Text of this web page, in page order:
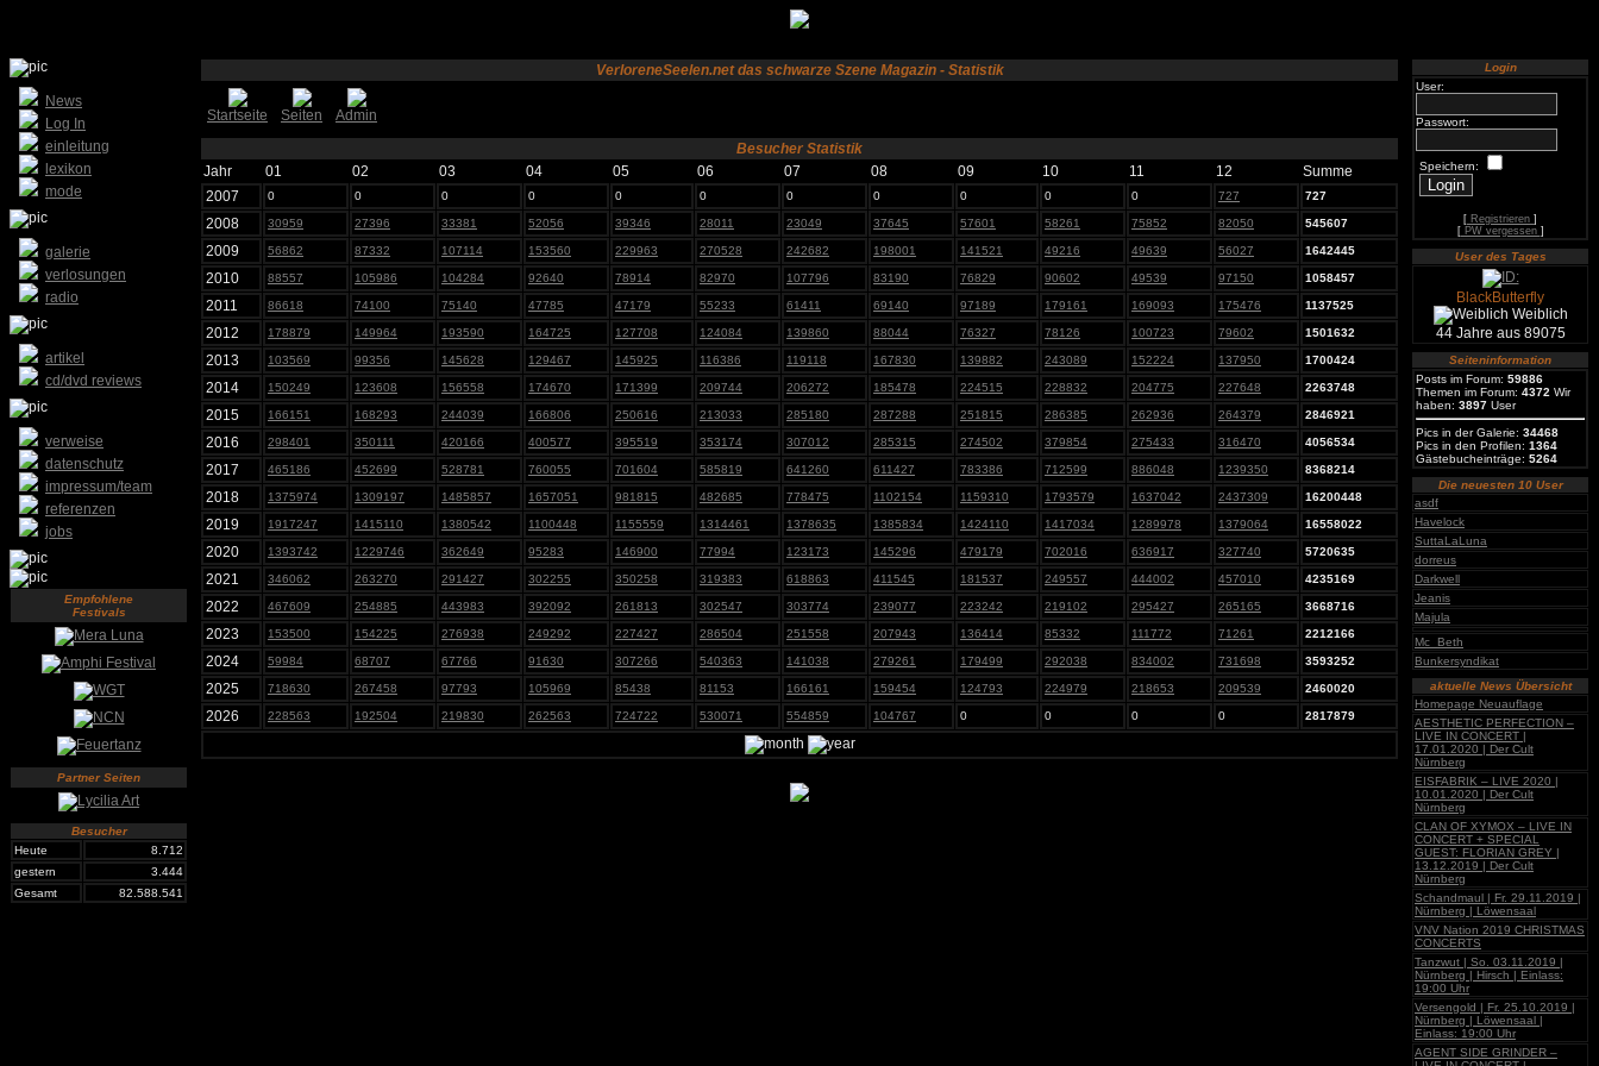
News
Log In
einleitung
lexikon
mode
galerie
verlosungen
radio
artikel
cd/dvd reviews
verweise
datenschutz
impressum/team
referenzen
jobs
Empfohlene
Festivals
Partner Seiten
Besucher
Heute
8.712
gestern
3.444
Gesamt
82.588.541
VerloreneSeelen.net das schwarze Szene Magazin - Statistik
Startseite Seiten
Admin
Besucher Statistik
Jahr
01 02 03 04 05 06 07 08 09 10 11 12
Summe
2007
0 0 0 0 0 0 0 0 0 0 0 727 727
2008 30959 27396 33381 52056 39346 28011 23049 37645 57601 58261 75852 82050 545607
2009 56862 87332 107114 153560 229963 270528 242682 198001 141521 49216 49639 56027 1642445
2010 88557 105986 104284 92640 78914 82970 107796 83190 76829 90602 49539 97150 1058457
2011 86618 74100 75140 47785 47179 55233 61411 69140 97189 179161 169093 175476 1137525
2012 178879 149964 193590 164725 127708 124084 139860 88044 76327 78126 100723 79602 1501632
2013 103569 99356 145628 129467 145925 116386 119118 167830 139882 243089 152224 137950 1700424
2014 150249 123608 156558 174670 171399 209744 206272 185478 224515 228832 204775 227648 2263748
2015 166151 168293 244039 166806 250616 213033 285180 287288 251815 286385 262936 264379 2846921
2016 298401 350111 420166 400577 395519 353174 307012 285315 274502 379854 275433 316470 4056534
2017 465186 452699 528781 760055 701604 585819 641260 611427 783386 712599 886048 1239350 8368214
2018 1375974 1309197 1485857 1657051 981815 482685 778475 1102154 1159310 1793579 1637042 2437309 16200448
2019 1917247 1415110 1380542 1100448 1155559 1314461 1378635 1385834 1424110 1417034 1289978 1379064 16558022
2020 1393742 1229746 362649 95283 146900 77994 123173 145296 479179 702016 636917 327740 5720635
2021 346062 263270 291427 302255 350258 319383 618863 411545 181537 249557 444002 457010 4235169
2022 467609 254885 443983 392092 261813 302547 303774 239077 223242 219102 295427 265165 3668716
2023 153500 154225 276938 249292 227427 286504 251558 207943 136414 85332 111772 71261 2212166
2024 59984 68707 67766 91630 307266 540363 141038 279261 179499 292038 834002 731698 3593252
2025 718630 267458 97793 105969 85438 81153 166161 159454 124793 224979 218653 209539 2460020
2026 228563 192504 219830 262563 724722 530071 554859 104767 0 0 0 0 2817879
Login
User:
Passwort:
Speichern:
[ Registrieren ]
[PW vergessen ]
User des Tages
BlackButterfly
Weiblich
44 Jahre aus 89075
Seiteninformation
Posts im Forum: 59886
Themen im Forum: 4372 Wir
haben: 3897 User
Pics in der Galerie: 34468
Pics in den Profilen: 1364
Gästebucheinträge: 5264
Die neuesten 10 User
asdf
Havelock
SuttaLaLuna
dorreus
Darkwell
Jeanis
Majula
Mc_Beth
Bunkersyndikat
aktuelle News Übersicht
Homepage Neuauflage
AESTHETIC PERFECTION –
LIVE IN CONCERT |
17.01.2020 | Der Cult
Nürnberg
EISFABRIK – LIVE 2020 |
10.01.2020 | Der Cult
Nürnberg
CLAN OF XYMOX – LIVE IN
CONCERT + SPECIAL
GUEST: FLORIAN GREY |
13.12.2019 | Der Cult
Nürnberg
Schandmaul | Fr. 29.11.2019 |
Nürnberg | Löwensaal
VNV Nation 2019 CHRISTMAS
CONCERTS
Tanzwut | So. 03.11.2019 |
Nürnberg | Hirsch | Einlass:
19:00 Uhr
Versengold | Fr. 25.10.2019 |
Nürnberg | Löwensaal |
Einlass: 19:00 Uhr
AGENT SIDE GRINDER –